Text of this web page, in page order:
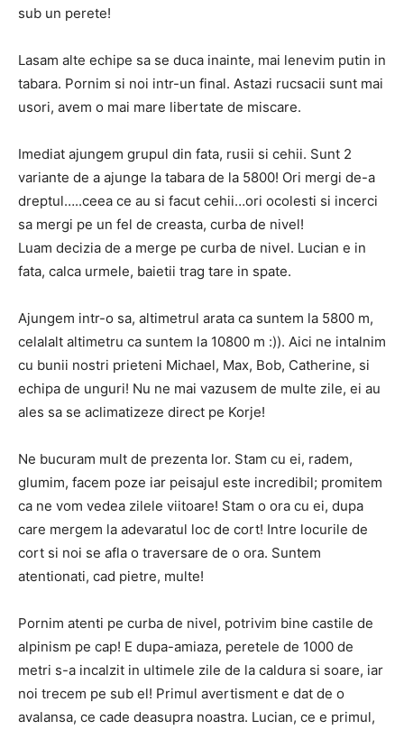
sub un perete!
Lasam alte echipe sa se duca inainte, mai lenevim putin in
tabara. Pornim si noi intr-un final. Astazi rucsacii sunt mai
usori, avem o mai mare libertate de miscare.
Imediat ajungem grupul din fata, rusii si cehii. Sunt 2
variante de a ajunge la tabara de la 5800! Ori mergi de-a
dreptul…..ceea ce au si facut cehii…ori ocolesti si incerci
sa mergi pe un fel de creasta, curba de nivel!
Luam decizia de a merge pe curba de nivel. Lucian e in
fata, calca urmele, baietii trag tare in spate.
Ajungem intr-o sa, altimetrul arata ca suntem la 5800 m,
celalalt altimetru ca suntem la 10800 m :)). Aici ne intalnim
cu bunii nostri prieteni Michael, Max, Bob, Catherine, si
echipa de unguri! Nu ne mai vazusem de multe zile, ei au
ales sa se aclimatizeze direct pe Korje!
Ne bucuram mult de prezenta lor. Stam cu ei, radem,
glumim, facem poze iar peisajul este incredibil; promitem
ca ne vom vedea zilele viitoare! Stam o ora cu ei, dupa
care mergem la adevaratul loc de cort! Intre locurile de
cort si noi se afla o traversare de o ora. Suntem
atentionati, cad pietre, multe!
Pornim atenti pe curba de nivel, potrivim bine castile de
alpinism pe cap! E dupa-amiaza, peretele de 1000 de
metri s-a incalzit in ultimele zile de la caldura si soare, iar
noi trecem pe sub el! Primul avertisment e dat de o
avalansa, ce cade deasupra noastra. Lucian, ce e primul,